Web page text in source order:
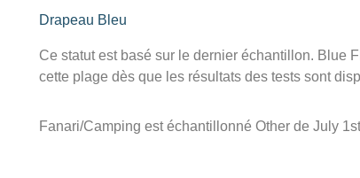
Drapeau Bleu
Ce statut est basé sur le dernier échantillon. Blue
cette plage dès que les résultats des tests sont
Fanari/Camping est échantillonné Other de July